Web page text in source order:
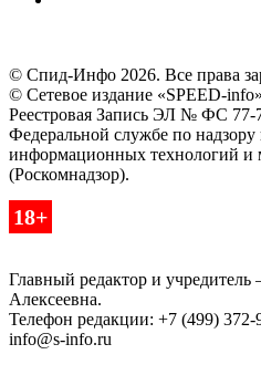
© Спид-Инфо 2026. Все права
© Сетевое издание «SPEED-
Реестровая Запись ЭЛ № ФС 77-
Федеральной службе по надзору
информационных технологий и
(Роскомнадзор).
18+
Главный редактор и
Алексеевна.
Телефон редакции: +7 (499)
info@s-info.ru